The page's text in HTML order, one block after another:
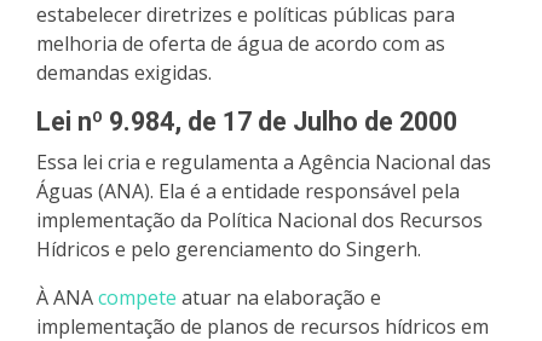
estabelecer diretrizes e políticas públicas para
melhoria de oferta de água de acordo com as
demandas exigidas.
Lei nº 9.984, de 17 de Julho de 2000
Essa lei cria e regulamenta a Agência Nacional das
Águas (ANA). Ela é a entidade responsável pela
implementação da Política Nacional dos Recursos
Hídricos e pelo gerenciamento do Singerh.
À ANAcompete atuar na elaboração e
implementação de planos de recursos hídricos em